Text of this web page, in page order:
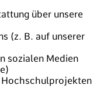
über unsere
(z. B. auf unserer
sozialen Medien
Hochschulprojekten